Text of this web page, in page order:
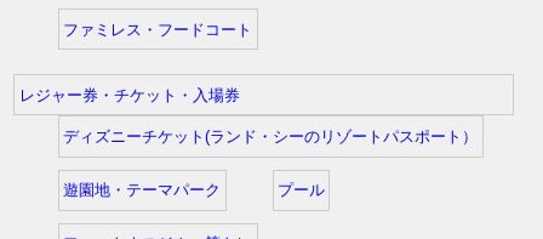
ファミレス・フードコート
レジャー券・チケット・入場券
ディズニーチケット(ランド・シーのリゾートパスポート）
遊園地・テーマパーク プール